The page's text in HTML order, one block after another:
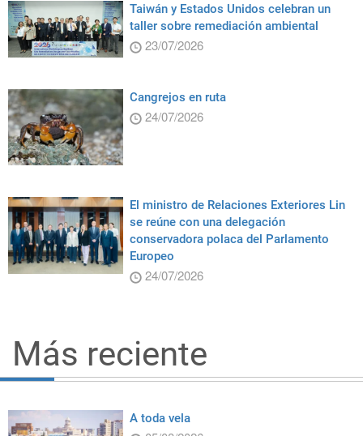
Taiwán y Estados Unidos celebran un
taller sobre remediación ambiental
23/07/2026
Cangrejos en ruta
24/07/2026
El ministro de Relaciones Exteriores Lin
se reúne con una delegación
conservadora polaca del Parlamento
Europeo
24/07/2026
Más reciente
A toda vela